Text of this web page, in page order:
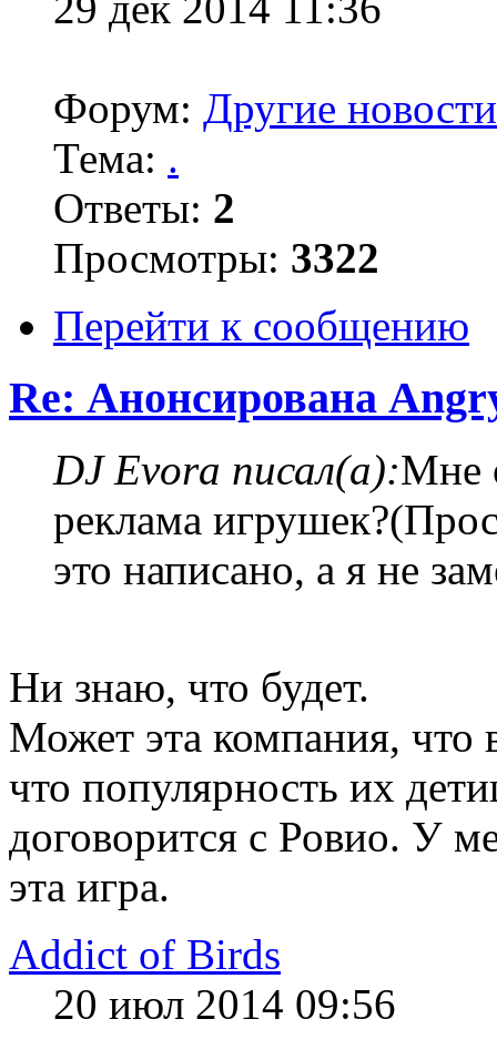
Форум: Другие
Тема: .
Ответы: 2
Просмотры: 3322
Перейти к сообщению
Re: Анонсирована
DJ Evora писал(а):Мне
реклама
это написано, а я не
Ни знаю, что будет.
Может эта компания, что
что популярность их
договорится с Ровио. У
эта игра.
Addict of Birds
20 июл 2014 09:56